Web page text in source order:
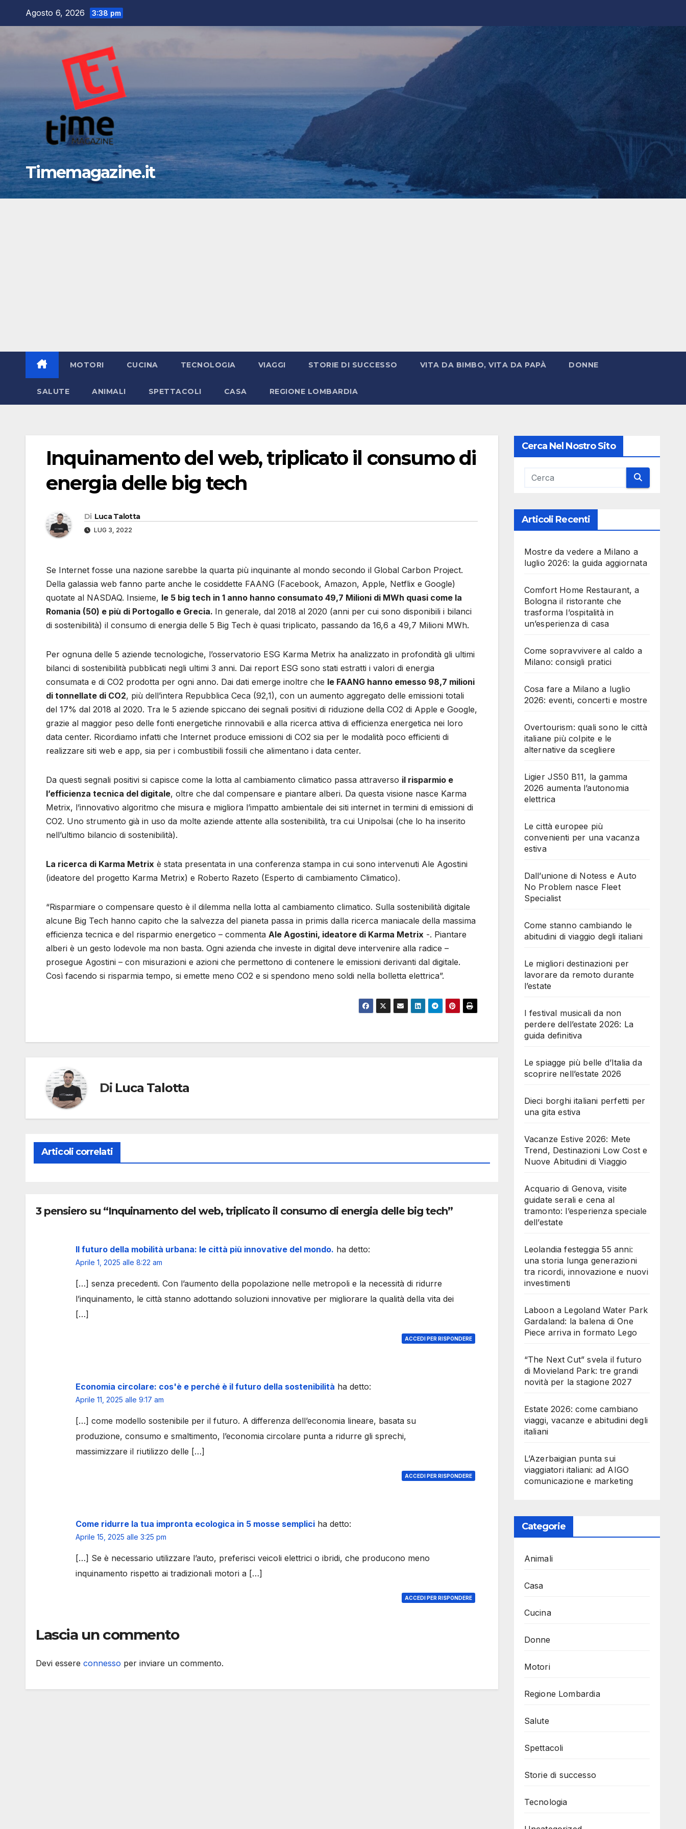
Agosto 6, 2026 3:38 pm
Timemagazine.it
MOTORI CUCINA TECNOLOGIA VIAGGI STORIE DI SUCCESSO VITA DA BIMBO, VITA DA PAPÀ DONNE
SALUTE ANIMALI SPETTACOLI CASA REGIONE LOMBARDIA
Inquinamento del web, triplicato il consumo di
energia delle big tech
Di Luca Talotta
LUG 3, 2022
Se Internet fosse una nazione sarebbe la quarta più inquinante al mondo secondo il Global Carbon Project.
Della galassia web fanno parte anche le cosiddette FAANG (Facebook, Amazon, Apple, Netflix e Google)
quotate al NASDAQ. Insieme, le 5 big tech in 1 anno hanno consumato 49,7 Milioni di MWh quasi come la
Romania (50) e più di Portogallo e Grecia. In generale, dal 2018 al 2020 (anni per cui sono disponibili i bilanci
di sostenibilità) il consumo di energia delle 5 Big Tech è quasi triplicato, passando da 16,6 a 49,7 Milioni MWh.
Per ognuna delle 5 aziende tecnologiche, l’osservatorio ESG Karma Metrix ha analizzato in profondità gli ultimi
bilanci di sostenibilità pubblicati negli ultimi 3 anni. Dai report ESG sono stati estratti i valori di energia
consumata e di CO2 prodotta per ogni anno. Dai dati emerge inoltre che le FAANG hanno emesso 98,7 milioni
di tonnellate di CO2, più dell’intera Repubblica Ceca (92,1), con un aumento aggregato delle emissioni totali
del 17% dal 2018 al 2020. Tra le 5 aziende spiccano dei segnali positivi di riduzione della CO2 di Apple e Google,
grazie al maggior peso delle fonti energetiche rinnovabili e alla ricerca attiva di efficienza energetica nei loro
data center. Ricordiamo infatti che Internet produce emissioni di CO2 sia per le modalità poco efficienti di
realizzare siti web e app, sia per i combustibili fossili che alimentano i data center.
Da questi segnali positivi si capisce come la lotta al cambiamento climatico passa attraverso il risparmio e
l’efficienza tecnica del digitale, oltre che dal compensare e piantare alberi. Da questa visione nasce Karma
Metrix, l’innovativo algoritmo che misura e migliora l’impatto ambientale dei siti internet in termini di emissioni di
CO2. Uno strumento già in uso da molte aziende attente alla sostenibilità, tra cui Unipolsai (che lo ha inserito
nell’ultimo bilancio di sostenibilità).
La ricerca di Karma Metrix è stata presentata in una conferenza stampa in cui sono intervenuti Ale Agostini
(ideatore del progetto Karma Metrix) e Roberto Razeto (Esperto di cambiamento Climatico).
“Risparmiare o compensare questo è il dilemma nella lotta al cambiamento climatico. Sulla sostenibilità digitale
alcune Big Tech hanno capito che la salvezza del pianeta passa in primis dalla ricerca maniacale della massima
efficienza tecnica e del risparmio energetico – commenta Ale Agostini, ideatore di Karma Metrix -. Piantare
alberi è un gesto lodevole ma non basta. Ogni azienda che investe in digital deve intervenire alla radice –
prosegue Agostini – con misurazioni e azioni che permettono di contenere le emissioni derivanti dal digitale.
Così facendo si risparmia tempo, si emette meno CO2 e si spendono meno soldi nella bolletta elettrica”.
Di Luca Talotta
Articoli correlati
3 pensiero su “Inquinamento del web, triplicato il consumo di energia delle big tech”
Il futuro della mobilità urbana: le città più innovative del mondo. ha detto:
Aprile 1, 2025 alle 8:22 am
[…] senza precedenti. Con l’aumento della popolazione nelle metropoli e la necessità di ridurre
l’inquinamento, le città stanno adottando soluzioni innovative per migliorare la qualità della vita dei
[…]
ACCEDI PER RISPONDERE
Economia circolare: cos'è e perché è il futuro della sostenibilità ha detto:
Aprile 11, 2025 alle 9:17 am
[…] come modello sostenibile per il futuro. A differenza dell’economia lineare, basata su
produzione, consumo e smaltimento, l’economia circolare punta a ridurre gli sprechi,
massimizzare il riutilizzo delle […]
ACCEDI PER RISPONDERE
Come ridurre la tua impronta ecologica in 5 mosse semplici ha detto:
Aprile 15, 2025 alle 3:25 pm
[…] Se è necessario utilizzare l’auto, preferisci veicoli elettrici o ibridi, che producono meno
inquinamento rispetto ai tradizionali motori a […]
ACCEDI PER RISPONDERE
Lascia un commento
Devi essere connesso per inviare un commento.
Cerca Nel Nostro Sito
Articoli Recenti
Mostre da vedere a Milano a
luglio 2026: la guida aggiornata
Comfort Home Restaurant, a
Bologna il ristorante che
trasforma l’ospitalità in
un’esperienza di casa
Come sopravvivere al caldo a
Milano: consigli pratici
Cosa fare a Milano a luglio
2026: eventi, concerti e mostre
Overtourism: quali sono le città
italiane più colpite e le
alternative da scegliere
Ligier JS50 B11, la gamma
2026 aumenta l’autonomia
elettrica
Le città europee più
convenienti per una vacanza
estiva
Dall’unione di Notess e Auto
No Problem nasce Fleet
Specialist
Come stanno cambiando le
abitudini di viaggio degli italiani
Le migliori destinazioni per
lavorare da remoto durante
l’estate
I festival musicali da non
perdere dell’estate 2026: La
guida definitiva
Le spiagge più belle d’Italia da
scoprire nell’estate 2026
Dieci borghi italiani perfetti per
una gita estiva
Vacanze Estive 2026: Mete
Trend, Destinazioni Low Cost e
Nuove Abitudini di Viaggio
Acquario di Genova, visite
guidate serali e cena al
tramonto: l’esperienza speciale
dell’estate
Leolandia festeggia 55 anni:
una storia lunga generazioni
tra ricordi, innovazione e nuovi
investimenti
Laboon a Legoland Water Park
Gardaland: la balena di One
Piece arriva in formato Lego
“The Next Cut” svela il futuro
di Movieland Park: tre grandi
novità per la stagione 2027
Estate 2026: come cambiano
viaggi, vacanze e abitudini degli
italiani
L’Azerbaigian punta sui
viaggiatori italiani: ad AIGO
comunicazione e marketing
Categorie
Animali
Casa
Cucina
Donne
Motori
Regione Lombardia
Salute
Spettacoli
Storie di successo
Tecnologia